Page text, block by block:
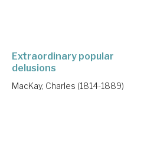
Extraordinary popular
delusions
MacKay, Charles (1814-1889)